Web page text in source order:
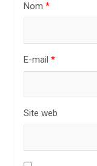
Nom *
E-mail *
Site web